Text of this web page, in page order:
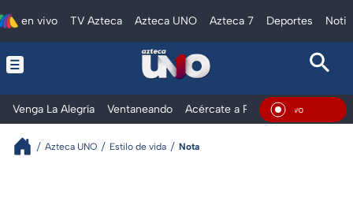
en vivo TV Azteca Azteca UNO Azteca 7 Deportes
Venga La Alegría Ventaneando Acércate a Rocío Al ExtremoEn
Azteca UNO Estilo de vida Nota